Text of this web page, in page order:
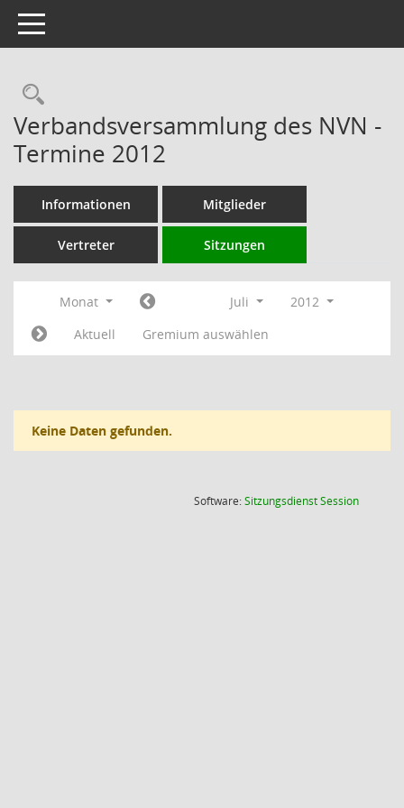
Toggle navigation
Rechercheauswahl
Verbandsversammlung des NVN -
Termine 2012
Informationen Mitglieder
Vertreter Sitzungen
Monat Juli
2012
Aktuell
Gremium auswählen
Keine Daten gefunden.
Software:SitzungsdienstSession(Wird in